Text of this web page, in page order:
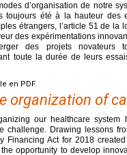
d’organisation de notre
toujours été à la hauteur des
étrangers, l’article 51 de la
des expérimentations
des projets novateurs
toute la durée de leurs
en PDF.
organization of
our healthcare system
challenge. Drawing lessons
Financing Act for 2018
opportunity to develop